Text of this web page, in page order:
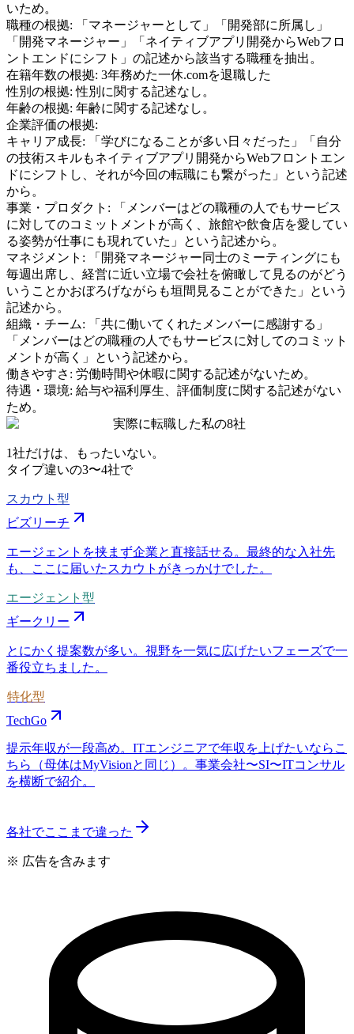
いため。
職種の根拠:
「マネージャーとして」「開発部に所属し」
「開発マネージャー」「ネイティブアプリ開発からWebフロ
ントエンドにシフト」の記述から該当する職種を抽出。
在籍年数の根拠: 3年務めた一休.comを退職した
性別の根拠:性別に関する記述なし。
年齢の根拠: 年齢に関する記述なし。
企業評価の根拠:
キャリア成長:
「学びになることが多い日々だった」「自分
の技術スキルもネイティブアプリ開発からWebフロントエン
ドにシフトし、それが今回の転職にも繋がった」という記述
から。
事業・プロダクト :
「メンバーはどの職種の人でもサービス
に対してのコミットメントが高く、旅館や飲食店を愛してい
る姿勢が仕事にも現れていた」という記述から。
マネジメント :
「開発マネージャー同士のミーティングにも
毎週出席し、経営に近い立場で会社を俯瞰して見るのがどう
いうことかおぼろげながらも垣間見ることができた」という
記述から。
組織・チーム:
「共に働いてくれたメンバーに感謝する」
「メンバーはどの職種の人でもサービスに対してのコミット
メントが高く」という記述から。
働きやすさ : 労働時間や休暇に関する記述がないため。
待遇・環境: 給与や福利厚生、評価制度に関する記述がない
ため。
実際に転職した私の8社
1社だけは、もったいない。
タイプ違いの3〜4社で
スカウト型
ビズリーチ
エージェントを挟まず企業と直接話せる。最終的な入社先
も、ここに届いたスカウトがきっかけでした。
エージェント型
ギークリー
とにかく提案数が多い。視野を一気に広げたいフェーズで一
番役立ちました。
特化型
TechGo
提示年収が一段高め。ITエンジニアで年収を上げたいならこ
ちら（母体はMyVisionと同じ）。事業会社〜SI〜ITコンサル
を横断で紹介。
各社でここまで違った
※ 広告を含みます